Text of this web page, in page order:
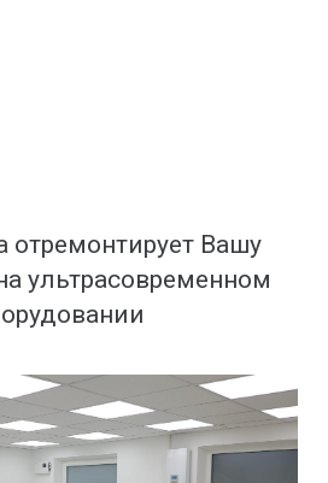
отремонтирует Вашу
ультрасовременном